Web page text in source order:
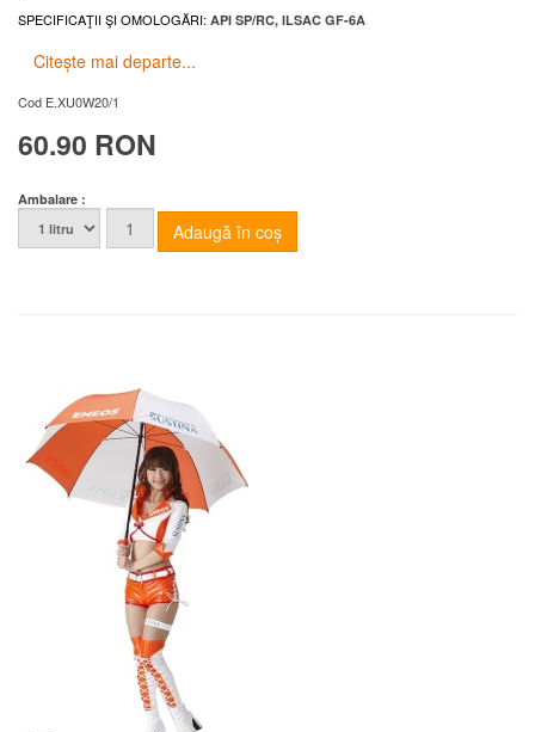
SPECIFICAŢII ŞI OMOLOGĂRI: API SP/RC, ILSAC GF-6A
Citește mai departe...
Cod E.XU0W20/1
60.90 RON
Ambalare :